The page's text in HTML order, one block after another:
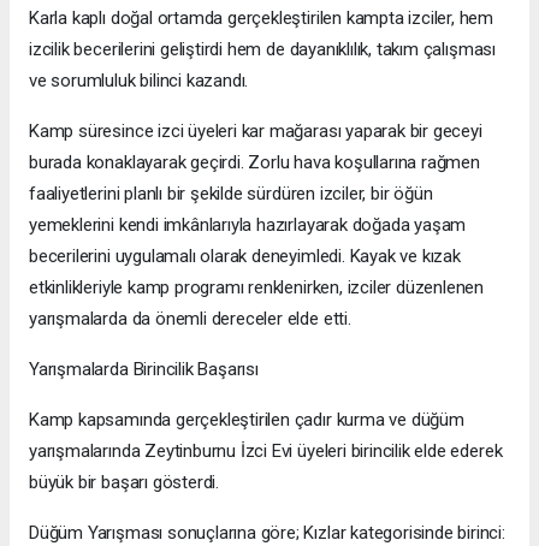
Karla kaplı doğal ortamda gerçekleştirilen kampta izciler, hem
izcilik becerilerini geliştirdi hem de dayanıklılık, takım çalışması
ve sorumluluk bilinci kazandı.
Kamp süresince izci üyeleri kar mağarası yaparak bir geceyi
burada konaklayarak geçirdi. Zorlu hava koşullarına rağmen
faaliyetlerini planlı bir şekilde sürdüren izciler, bir öğün
yemeklerini kendi imkânlarıyla hazırlayarak doğada yaşam
becerilerini uygulamalı olarak deneyimledi. Kayak ve kızak
etkinlikleriyle kamp programı renklenirken, izciler düzenlenen
yarışmalarda da önemli dereceler elde etti.
Yarışmalarda Birincilik Başarısı
Kamp kapsamında gerçekleştirilen çadır kurma ve düğüm
yarışmalarında Zeytinburnu İzci Evi üyeleri birincilik elde ederek
büyük bir başarı gösterdi.
Düğüm Yarışması sonuçlarına göre; Kızlar kategorisinde birinci: